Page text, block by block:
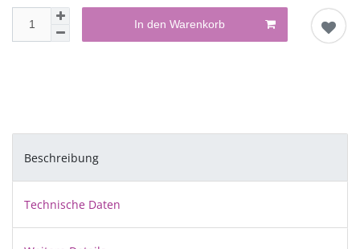
In den Warenkorb
Beschreibung
Technische Daten